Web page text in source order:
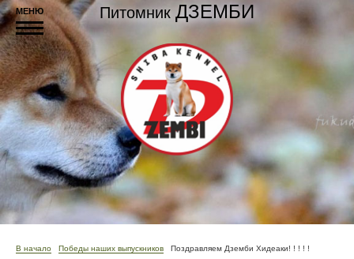
Питомник ДЗЕМБИ
МЕНЮ
В начало Победы наших выпускников Поздравляем Дземби Хидеаки! ! ! ! !